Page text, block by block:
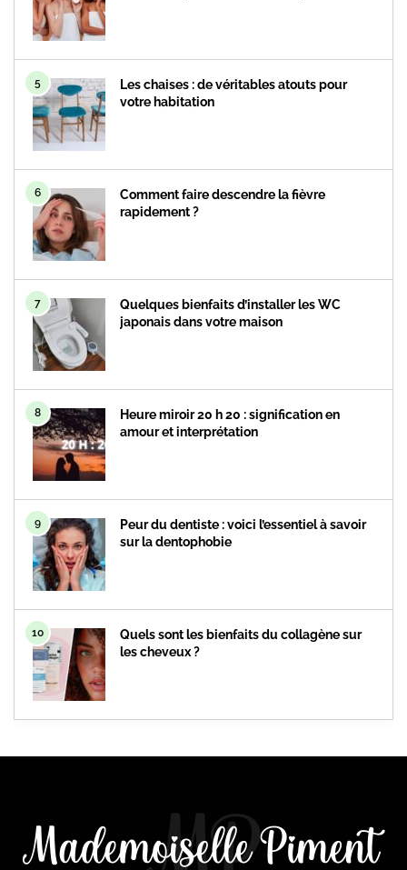
5
Les chaises : de véritables atouts pour
votre habitation
6
Comment faire descendre la fièvre
rapidement ?
7
Quelques bienfaits d’installer les WC
japonais dans votre maison
8
Heure miroir 20 h 20 : signification en
amour et interprétation
9
Peur du dentiste : voici l’essentiel à savoir
sur la dentophobie
10
Quels sont les bienfaits du collagène sur
les cheveux ?